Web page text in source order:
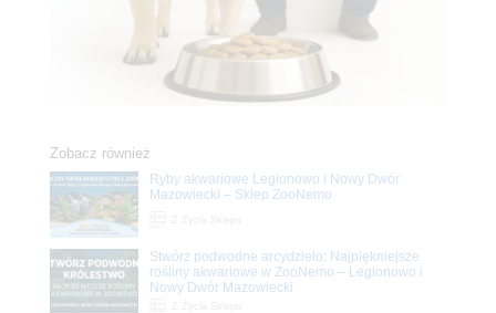
Zobacz również
Ryby akwariowe Legionowo i Nowy Dwór
Mazowiecki – Sklep ZooNemo
Stwórz podwodne arcydzieło: Najpiękniejsze
rośliny akwariowe w ZooNemo – Legionowo i
Nowy Dwór Mazowiecki